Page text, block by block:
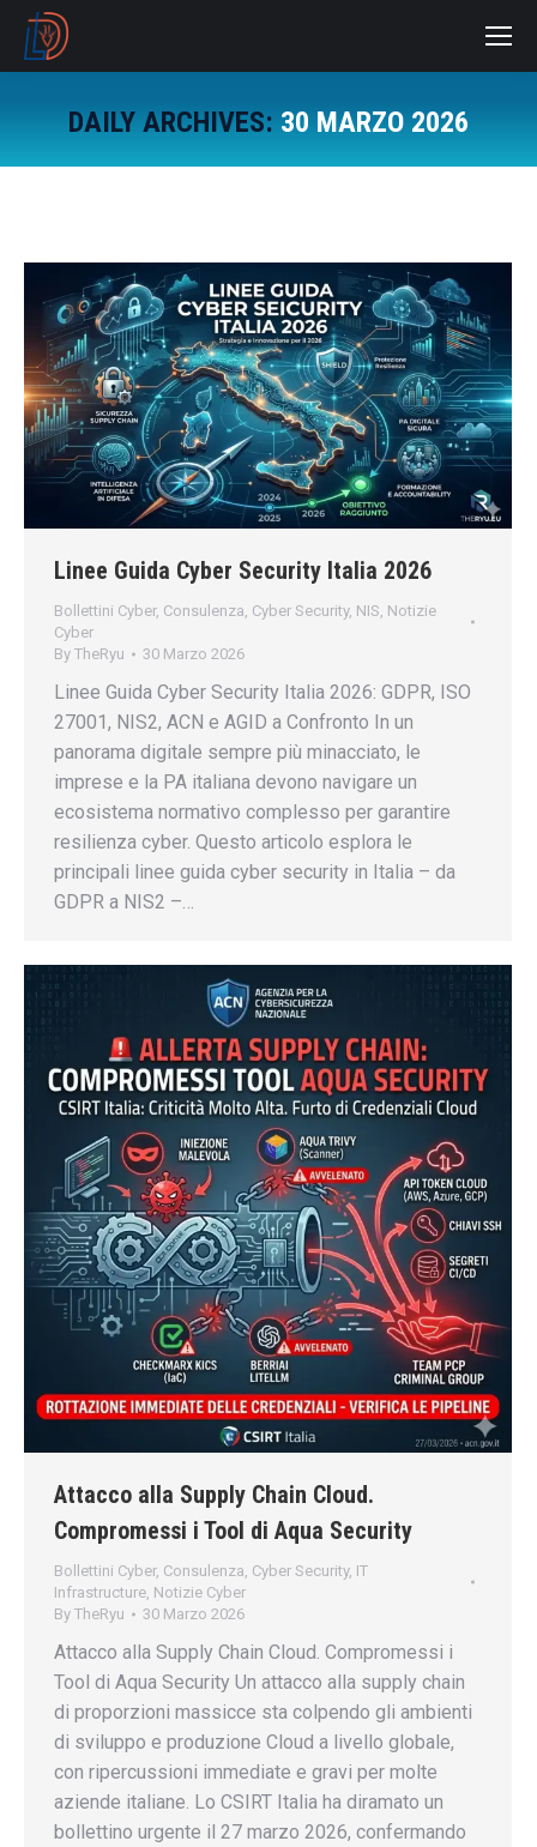
DAILY ARCHIVES: 30 MARZO 2026
Linee Guida Cyber Security Italia 2026
Bollettini Cyber, Consulenza, Cyber Security, NIS, Notizie
Cyber
By TheRyu 30 Marzo 2026
Linee Guida Cyber Security Italia 2026: GDPR, ISO
27001, NIS2, ACN e AGID a Confronto In un
panorama digitale sempre più minacciato, le
imprese e la PA italiana devono navigare un
ecosistema normativo complesso per garantire
resilienza cyber. Questo articolo esplora le
principali linee guida cyber security in Italia – da
GDPR a NIS2 –…
Attacco alla Supply Chain Cloud.
Compromessi i Tool di Aqua Security
Bollettini Cyber, Consulenza, Cyber Security, IT
Infrastructure, Notizie Cyber
By TheRyu 30 Marzo 2026
Attacco alla Supply Chain Cloud. Compromessi i
Tool di Aqua Security Un attacco alla supply chain
di proporzioni massicce sta colpendo gli ambienti
di sviluppo e produzione Cloud a livello globale,
con ripercussioni immediate e gravi per molte
aziende italiane. Lo CSIRT Italia ha diramato un
bollettino urgente il 27 marzo 2026, confermando